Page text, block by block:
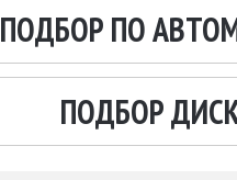
ПОДБОР ПО
ПОДБОР